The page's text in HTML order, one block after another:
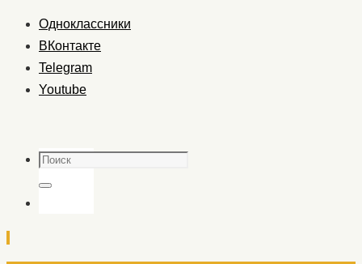
Одноклассники
ВКонтакте
Telegram
Youtube
Поиск
Поиск